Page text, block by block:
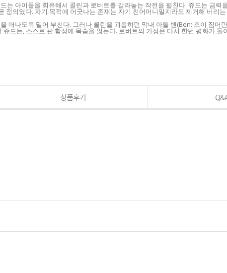
아이들을 회유해서 콜린과 로버트를 갈라놓는 작전을 펼친다. 쥬드는 금력
의였다. 자기 목적에 어긋나는 존재는 자기 친어머니일지라도 제거해 버리
나도록 밀어 부친다. 그러나 콜린을 괴롭히던 막내 아들 벤(Ben: 조이 짐머
드는, 스스로 판 함정에 목숨을 잃는다. 로버트의 가정은 다시 한번 평화가 돌
상품후기